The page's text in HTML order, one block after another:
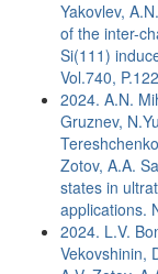
Yakovlev,
of the inter-
Si(111)
Vol.740,
2024. A.N.
Gruznev,
Zotov, A.A.
states in
applications.
2024. L.V.
Vekovshinin,